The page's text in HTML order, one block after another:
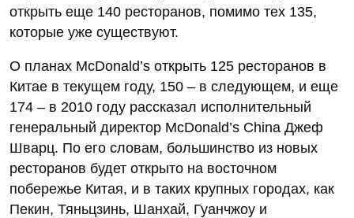
открыть еще 140 ресторанов, помимо тех 135,
которые уже существуют.
О планах McDonald’s открыть 125 ресторанов в
Китае в текущем году, 150 – в следующем, и еще
174 – в 2010 году рассказал исполнительный
генеральный директор McDonald’s China Джеф
Шварц. По его словам, большинство из новых
ресторанов будет открыто на восточном
побережье Китая, и в таких крупных городах, как
Пекин, Тяньцзинь, Шанхай, Гуанчжоу и